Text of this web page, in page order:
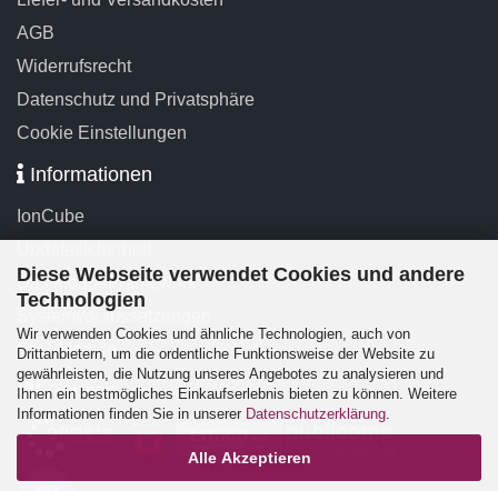
Diese Webseite verwendet Cookies und andere
Technologien
Wir verwenden Cookies und ähnliche Technologien, auch von
Drittanbietern, um die ordentliche Funktionsweise der Website zu
gewährleisten, die Nutzung unseres Angebotes zu analysieren und
Ihnen ein bestmögliches Einkaufserlebnis bieten zu können. Weitere
Informationen finden Sie in unserer Datenschutzerklärung.
Alle Akzeptieren
AGB
Widerrufsrecht
Datenschutz und Privatsphäre
Cookie Einstellungen
Informationen
IonCube
Das Modul-Framework
Systemvoraussetzungen
FAQ-Module
Partner